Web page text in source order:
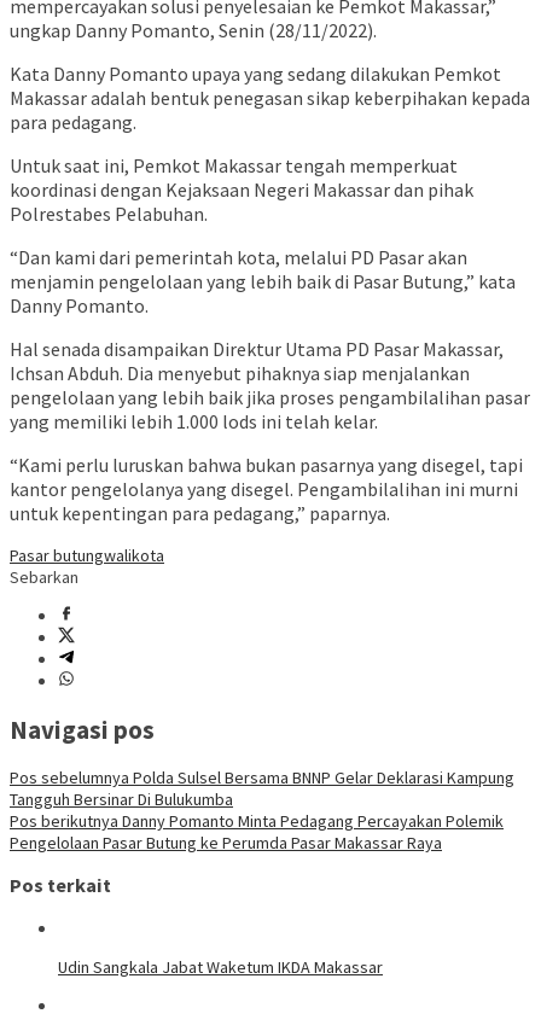
mempercayakan solusi penyelesaian ke Pemkot Makassar,”
ungkap Danny Pomanto, Senin (28/11/2022).
Kata Danny Pomanto upaya yang sedang dilakukan Pemkot
Makassar adalah bentuk penegasan sikap keberpihakan kepada
para pedagang.
Untuk saat ini, Pemkot Makassar tengah memperkuat
koordinasi dengan Kejaksaan Negeri Makassar dan pihak
Polrestabes Pelabuhan.
“Dan kami dari pemerintah kota, melalui PD Pasar akan
menjamin pengelolaan yang lebih baik di Pasar Butung,” kata
Danny Pomanto.
Hal senada disampaikan Direktur Utama PD Pasar Makassar,
Ichsan Abduh. Dia menyebut pihaknya siap menjalankan
pengelolaan yang lebih baik jika proses pengambilalihan pasar
yang memiliki lebih 1.000 lods ini telah kelar.
“Kami perlu luruskan bahwa bukan pasarnya yang disegel, tapi
kantor pengelolanya yang disegel. Pengambilalihan ini murni
untuk kepentingan para pedagang,” paparnya.
Pasar butungwalikota
Sebarkan
Navigasi pos
Pos sebelumnya Polda Sulsel Bersama BNNP Gelar Deklarasi Kampung
Tangguh Bersinar Di Bulukumba
Pos berikutnya Danny Pomanto Minta Pedagang Percayakan Polemik
Pengelolaan Pasar Butung ke Perumda Pasar Makassar Raya
Pos terkait
Udin Sangkala Jabat Waketum IKDA Makassar